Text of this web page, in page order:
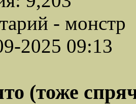
- монстр
2025 09:13
(тоже